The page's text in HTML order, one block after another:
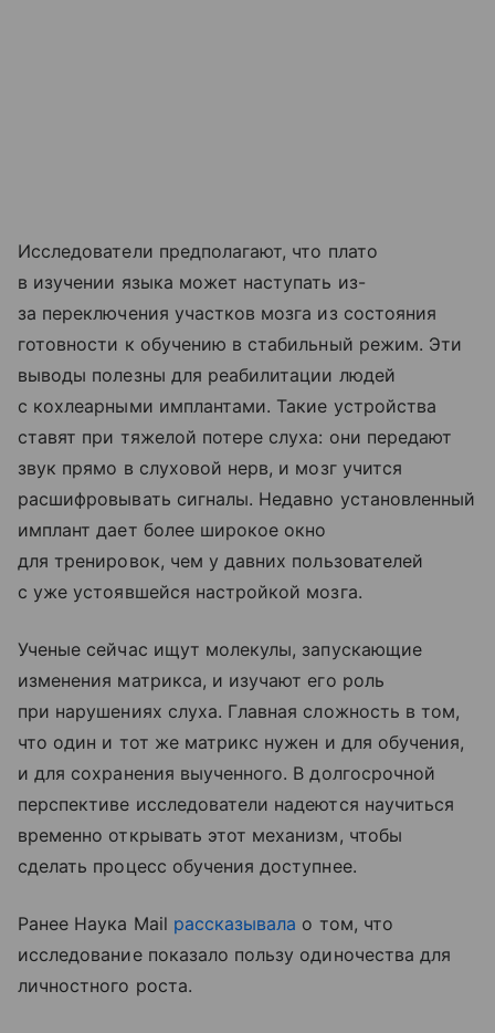
Исследователи предполагают, что плато
в изучении языка может наступать из-
за переключения участков мозга из состояния
готовности к обучению в стабильный режим. Эти
выводы полезны для реабилитации людей
с кохлеарными имплантами. Такие устройства
ставят при тяжелой потере слуха: они передают
звук прямо в слуховой нерв, и мозг учится
расшифровывать сигналы. Недавно установленный
имплант дает более широкое окно
для тренировок, чем у давних пользователей
с уже устоявшейся настройкой мозга.
Ученые сейчас ищут молекулы, запускающие
изменения матрикса, и изучают его роль
при нарушениях слуха. Главная сложность в том,
что один и тот же матрикс нужен и для обучения,
и для сохранения выученного. В долгосрочной
перспективе исследователи надеются научиться
временно открывать этот механизм, чтобы
сделать процесс обучения доступнее.
Ранее Наука Mail рассказывала о том, что
исследование показало пользу одиночества для
личностного роста.